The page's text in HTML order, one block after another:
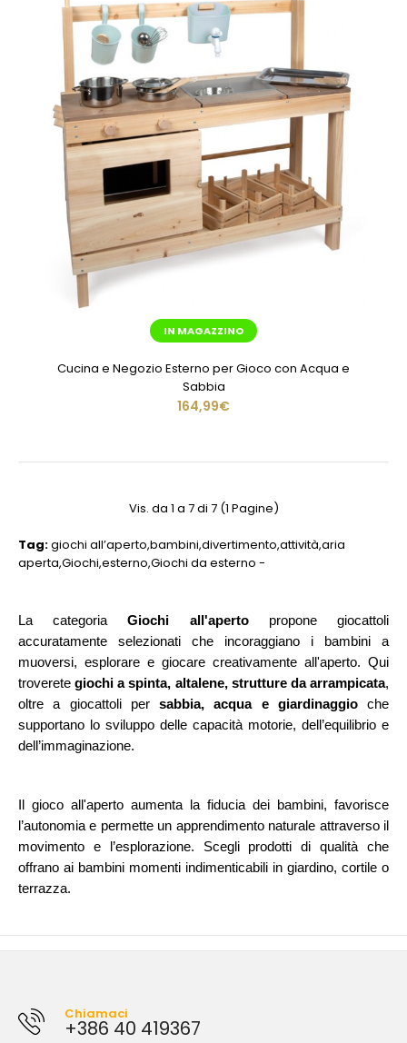
IN MAGAZZINO
Cucina e Negozio Esterno per Gioco con Acqua e
Sabbia
164,99€
Vis. da 1 a 7 di 7 (1 Pagine)
Tag:giochi all’aperto,bambini,divertimento,attività,aria
aperta,Giochi,esterno,Giochi da esterno -
La categoriaGiochi all'apertopropone giocattoli
accuratamente selezionati che incoraggiano i bambini a
muoversi, esplorare e giocare creativamente all'aperto. Qui
troveretegiochi a spinta, altalene, strutture da arrampicata,
oltre a giocattoli per sabbia, acqua e giardinaggioche
supportano lo sviluppo delle capacità motorie, dell’equilibrio e
dell’immaginazione.
Il gioco all'aperto aumenta la fiducia dei bambini, favorisce
l’autonomia e permette un apprendimento naturale attraverso il
movimento e l’esplorazione. Scegli prodotti di qualità che
offrano ai bambini momenti indimenticabili in giardino, cortile o
terrazza.
Chiamaci
+386 40 419367